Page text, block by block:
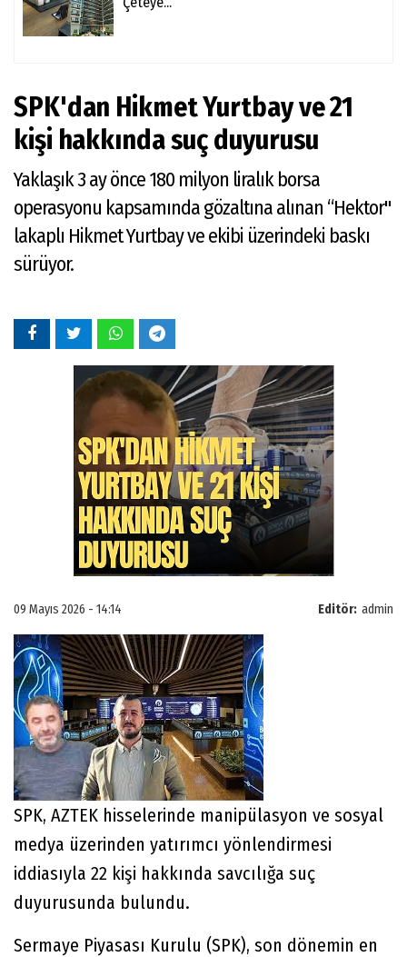
SPK'dan Hikmet Yurtbay ve 21
kişi hakkında suç duyurusu
Yaklaşık 3 ay önce 180 milyon liralık borsa
operasyonu kapsamında gözaltına alınan “Hektor"
lakaplı Hikmet Yurtbay ve ekibi üzerindeki baskı
sürüyor.
Editör: admin
09 Mayıs 2026 - 14:14
SPK, AZTEK hisselerinde manipülasyon ve sosyal
medya üzerinden yatırımcı yönlendirmesi
iddiasıyla 22 kişi hakkında savcılığa suç
duyurusunda bulundu.
Sermaye Piyasası Kurulu (SPK), son dönemin en